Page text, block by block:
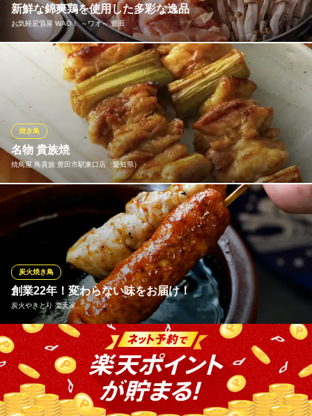
焼鳥
愛知環状鉄道線末野原駅 徒歩19分
愛知県豊田市永覚新町4-88
新鮮な錦爽鶏を使用した多彩な逸品
お気軽居酒屋 WAO！ ～ワオ～ 豊田
当店で仕入れる鶏肉は全て錦爽鶏。錦爽鶏は自然豊かな環境でス
トレスなく育てられ、運動量も多いので脂肪が少なく、程よい弾
力を楽しめる人気の鶏肉です。朝引きのもののみ仕入れているの
で鮮度は抜群！そんな鶏肉を使用した料理はどれも絶品◎「タッ
カンマリ」や「焼き鳥」など当店自慢のメニューをぜひご堪能く
ださい。
お気軽居酒屋 WAO！ ～ワオ～ 豊田
豊田市駅近の気軽居酒屋
愛知環状鉄道線新豊田駅 徒歩5分
愛知県豊田市小坂本町1-13-4 教育ビル1F
名物 貴族焼
焼鳥屋 鳥貴族 豊田市駅東口店（愛知県）
焼き鳥
一串に90gという大きさを誇る「名物 貴族焼」は鳥貴族のこだわ
り。 鳥貴族の圧倒的な人気No.1メニューです。 おいしくて大きな
焼鳥でお客様も満足していただけると信じています。
焼鳥屋 鳥貴族 豊田市駅東口店（愛知県）
焼鳥
名鉄三河線豊田市駅東口 徒歩1分
愛知県豊田市西町1-2 2F
創業22年！変わらない味をお届け！
炭火やきとり 楽天家
炭火焼き鳥
創業22年より変わらない味わいのタレは、たまり醤油とみりん、
ざらめ等を独自のブレンドで毎日継ぎ足している自慢のタレで
す。今日よりも明日、明日よりも明後日…継ぎ足すたびに旨味が
どんどん増していきます♪タレの串焼き当店No.1は言わずもがな
「つくね」！一度揚げてから焼くので食感◎甘辛いタレが絡んだ